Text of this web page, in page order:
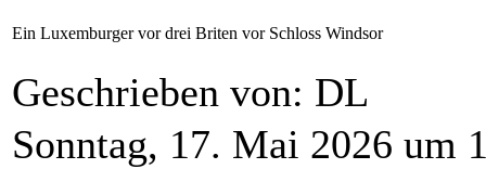
Ein Luxemburger vor drei Briten vor Schloss Windsor
Geschrieben von: DL
Sonntag, 17. Mai 2026 um